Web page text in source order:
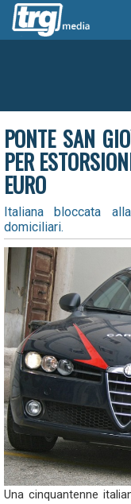
PONTE SAN
PER
EURO
Italiana bloccata
domiciliari.
Una cinquantenne